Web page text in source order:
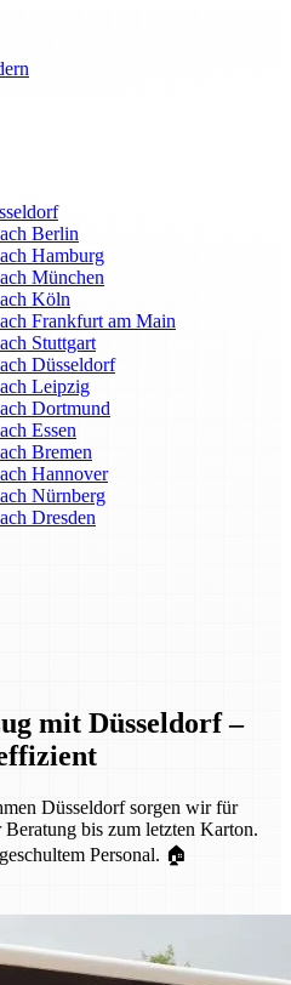
Berlin
Hamburg
München
Köln
Frankfurt am Main
Stuttgart
Düsseldorf
Leipzig
Dortmund
Essen
Bremen
Hannover
Nürnberg
Dresden
mit Düsseldorf –
Düsseldorf sorgen wir für
bis zum letzten Karton.
Personal. 🏠